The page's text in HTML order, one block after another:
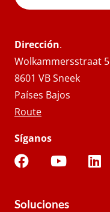
Dirección.
Wolkammersstraat 5
8601 VB Sneek
Países Bajos
Route
Síganos
Soluciones